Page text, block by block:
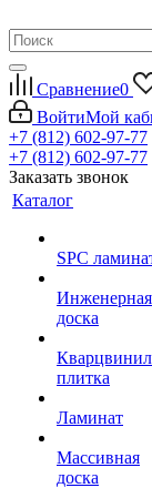
Сравнение0
ВойтиМой
+7 (812) 602-97-77
+7 (812) 602-97-77
Заказать звонок
Каталог
SPC
Инженерная
доска
плитка
Ламинат
Массивная
доска